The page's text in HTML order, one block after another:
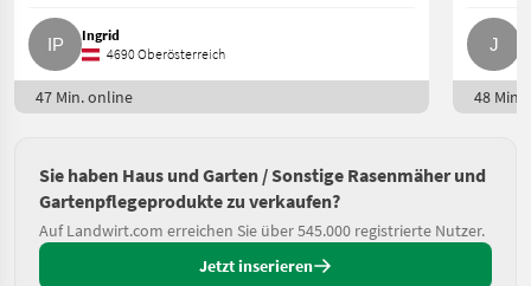
Ingrid
4690 Oberösterreich
47 Min. online 48 Min.
Sie haben Haus und Garten / Sonstige Rasenmäher und
Gartenpflegeprodukte zu verkaufen?
Auf Landwirt.com erreichen Sie über 545.000 registrierte Nutzer.
Jetzt inserieren